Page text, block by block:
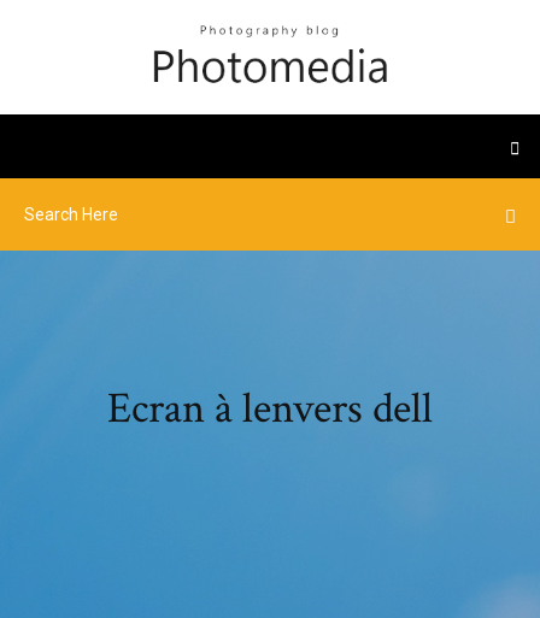
Ecran à lenvers dell